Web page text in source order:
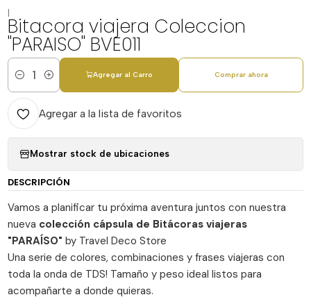
|
Bitacora viajera Coleccion
"PARAISO" BVE011
Cantidad
Agregar al Carro Comprar ahora
Agregar a la lista de favoritos
Mostrar stock de ubicaciones
DESCRIPCIÓN
Vamos a planificar tu próxima aventura juntos con nuestra
nueva colección cápsula de Bitácoras viajeras
"PARAÍSO" by Travel Deco Store
Una serie de colores, combinaciones y frases viajeras con
toda la onda de TDS! Tamaño y peso ideal listos para
acompañarte a donde quieras.